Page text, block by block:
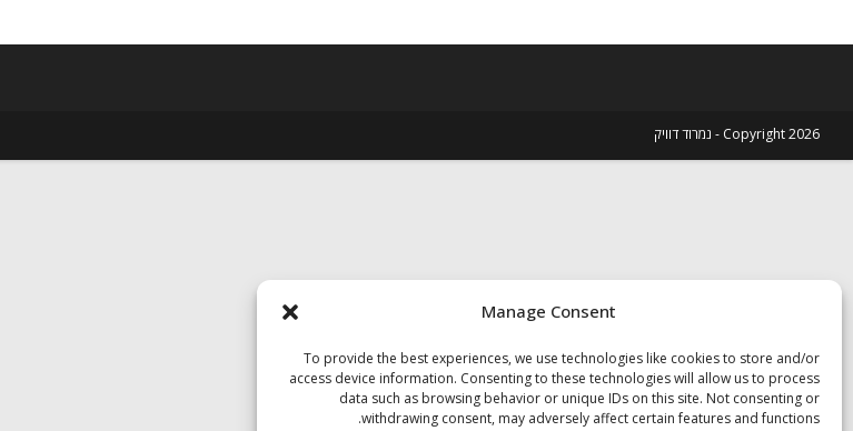
Manage Consent
To provide the best experiences, we use technologies like cookies to store and/or
access device information. Consenting to these technologies will allow us to process
data such as browsing behavior or unique IDs on this site. Not consenting or
withdrawing consent, may adversely affect certain features and functions.
Copyright 2026 - נמרוד דוויק